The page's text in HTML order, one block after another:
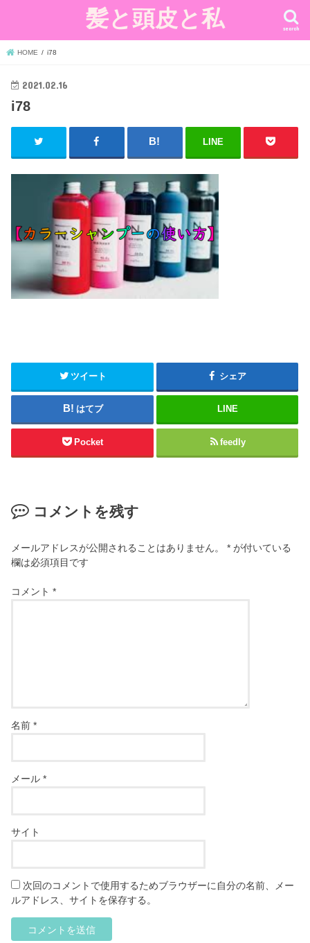
髪と頭皮と私 search
HOME i78
2021.02.16
i78
LINE
ツイート シェア
はてブ LINE
Pocket feedly
コメントを残す
メールアドレスが公開されることはありません。 * が付いている
欄は必須項目です
コメント*
名前*
メール*
サイト
次回のコメントで使用するためブラウザーに自分の名前、メー
ルアドレス、サイトを保存する。